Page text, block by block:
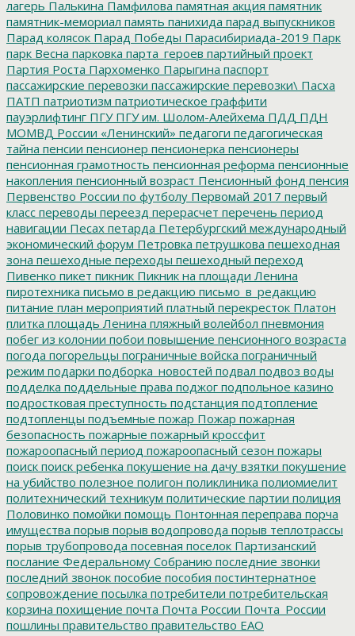
лагерь Палькина Памфилова памятная акция памятник
памятник-мемориал память панихида парад выпускников
Парад колясок Парад Победы Парасибириада-2019 Парк
парк Весна парковка парта_героев партийный проект
Партия Роста Пархоменко Парыгина паспорт
пассажирские перевозки пассажирские перевозки\ Пасха
ПАТП патриотизм патриотическое граффити
пауэрлифтинг ПГУПГУ им. Шолом-Алейхема ПДД ПДН
МОМВД России «Ленинский» педагоги педагогическая
тайна пенсии пенсионер пенсионерка пенсионеры
пенсионная грамотность пенсионная реформа пенсионные
накопления пенсионный возраст Пенсионный фонд пенсия
Первенство России по футболу Первомай 2017 первый
класс переводы переезд перерасчет перечень период
навигации Песах петарда Петербургский международный
экономический форум Петровка петрушкова пешеходная
зона пешеходные переходы пешеходный переход
Пивенко пикет пикник Пикник на площади Ленина
пиротехника письмо в редакцию письмо_в_редакцию
питание план мероприятий платный перекресток Платон
плитка площадь Ленина пляжный волейбол пневмония
побег из колонии побои повышение пенсионного возраста
погода погорельцы пограничные войска пограничный
режим подарки подборка_новостей подвал подвоз воды
подделка поддельные права поджог подпольное казино
подростковая преступность подстанция подтопление
подтопленцы подъемные пожар Пожар пожарная
безопасность пожарные пожарный кроссфит
пожароопасный период пожароопасный сезон пожары
поиск поиск ребенка покушение на дачу взятки покушение
на убийство полезное полигон поликлиника полиомиелит
политехнический техникум политические партии полиция
Половинко помойки помощь Понтонная переправа порча
имущества порыв порыв водопровода порыв теплотрассы
порыв трубопровода посевная поселок Партизанский
послание Федеральному Собранию последние звонки
последний звонок пособие пособия постинтернатное
сопровождение посылка потребители потребительская
корзина похищение почта Почта России Почта_России
пошлины правительство правительство ЕАО